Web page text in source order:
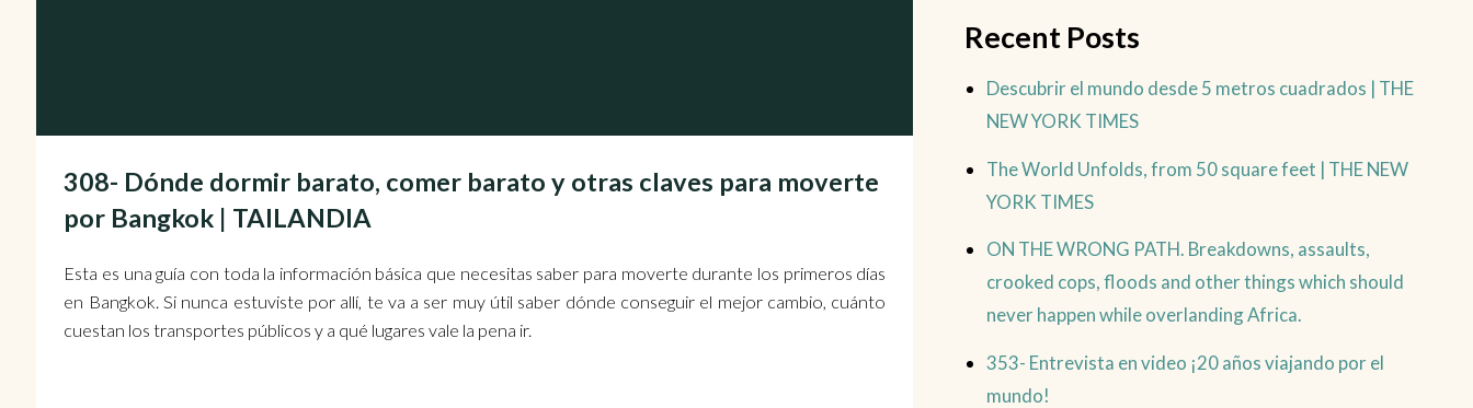
308- Dónde dormir barato, comer barato y otras claves para moverte
por Bangkok | TAILANDIA
Esta es una guía con toda la información básica que necesitas saber para moverte durante los primeros días
en Bangkok. Si nunca estuviste por allí, te va a ser muy útil saber dónde conseguir el mejor cambio, cuánto
cuestan los transportes públicos y a qué lugares vale la pena ir.
Recent Posts
Descubrir el mundo desde 5 metros cuadrados | THE
NEW YORK TIMES
The World Unfolds, from 50 square feet | THE NEW
YORK TIMES
ON THE WRONG PATH. Breakdowns, assaults,
crooked cops, floods and other things which should
never happen while overlanding Africa.
353- Entrevista en video ¡20 años viajando por el
mundo!